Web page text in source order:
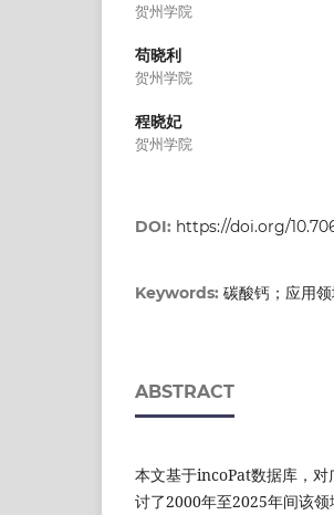
贺州学院
苟晓利
贺州学院
程晓妃
贺州学院
DOI: https://doi.org/
Keywords: 碳酸钙；应用
ABSTRACT
本文基于incoPat数据库，
讨了2000年至2025年间该